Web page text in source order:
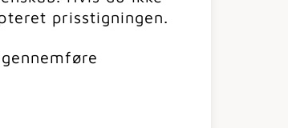
prisstigningen.